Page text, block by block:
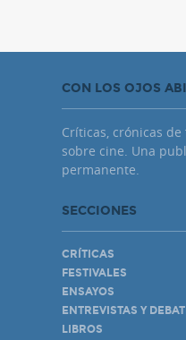
CON LOS OJOS
Críticas, crónicas
sobre cine. Una
permanente.
SECCIONES
CRÍTICAS
FESTIVALES
ENSAYOS
ENTREVISTAS Y
LIBROS